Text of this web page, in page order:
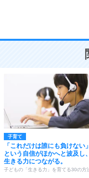
こと
子育て
「これだけは誰にも負けない」
という自信がほかへと波及し、
生きる力につながる。
子どもの「生きる力」を育てる30の方